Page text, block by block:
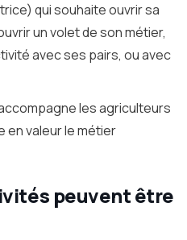
qui souhaite ouvrir sa
un volet de son métier,
avec ses pairs, ou avec
les agriculteurs
en valeur le métier
peuvent être